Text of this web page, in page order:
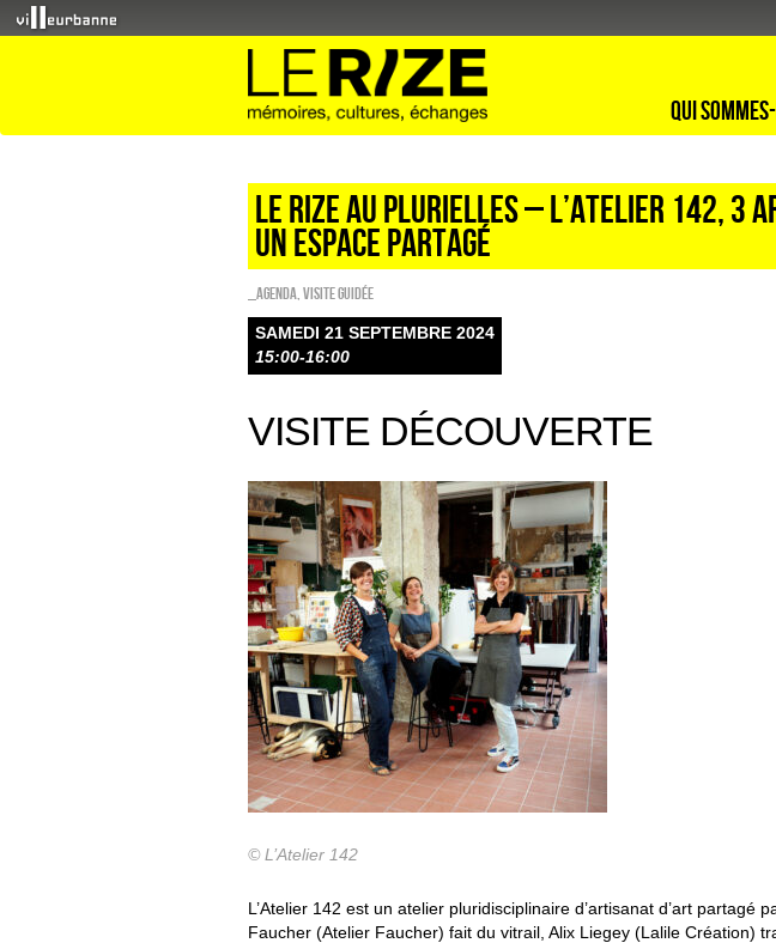
Qui
LE RIZE AU PLURIELLES – L’Atelier 142,
un espace partagé
_Agenda Visite guidée
SAMEDI 21 SEPTEMBRE 2024
15:00-16:00
VISITE DÉCOUVERTE
© L’Atelier 142
L’Atelier 142 est un atelier pluridisciplinaire d’artisanat d’art partagé
Faucher (Atelier Faucher) fait du vitrail, Alix Liegey (Lalile Création)